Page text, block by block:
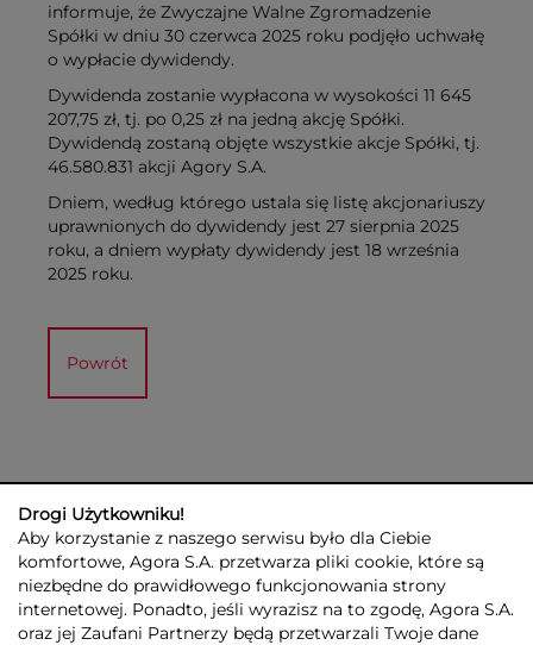
informuje, że Zwyczajne Walne Zgromadzenie
Spółki w dniu 30 czerwca 2025 roku podjęło uchwałę
o wypłacie dywidendy.
Dywidenda zostanie wypłacona w wysokości 11 645
207,75 zł, tj. po 0,25 zł na jedną akcję Spółki.
Dywidendą zostaną objęte wszystkie akcje Spółki, tj.
46.580.831 akcji Agory S.A.
Dniem, według którego ustala się listę akcjonariuszy
uprawnionych do dywidendy jest 27 sierpnia 2025
roku, a dniem wypłaty dywidendy jest 18 września
2025 roku.
Powrót
GRUPA AGORA DLA INWESTORÓW DLA MEDIÓW
REKLAMA
ESG
KONTAKT
Drogi Użytkowniku!
Aby korzystanie z naszego serwisu było dla Ciebie
komfortowe, Agora S.A. przetwarza pliki cookie, które są
niezbędne do prawidłowego funkcjonowania strony
internetowej. Ponadto, jeśli wyrazisz na to zgodę, Agora S.A.
oraz jej Zaufani Partnerzy będą przetwarzali Twoje dane